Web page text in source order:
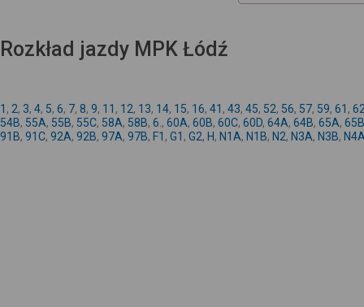
Rozkład jazdy MPK Łódź
1 , 2, 3, 4, 5, 6, 7, 8, 9, 11 , 12, 13, 14, 15, 16, 41 , 43, 45, 52, 56, 57, 59, 61 ,
54B, 55A, 55B, 55C, 58A, 58B, 6. , 60A, 60B, 60C, 60D, 64A, 64B, 65A, 65B
91B, 91C, 92A, 92B, 97A, 97B, F1 , G1 , G2, H, N1A, N1B, N2, N3A, N3B,